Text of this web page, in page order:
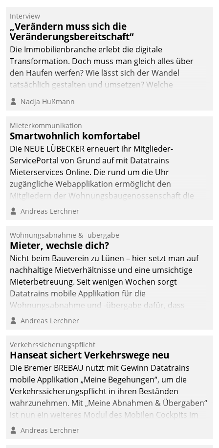
Interview
„Verändern muss sich die
Veränderungsbereitschaft“
Die Immobilienbranche erlebt die digitale
Transformation. Doch muss man gleich alles über
den Haufen werfen? Wie lässt sich der Wandel
tatsächlich gestalten und umsetzen? Welche
Argumente zählen wirklich?
Nadja Hußmann
Mieterkommunikation
Smartwohnlich komfortabel
Die NEUE LÜBECKER erneuert ihr Mitglieder-
ServicePortal von Grund auf mit Datatrains
Mieterservices Online. Die rund um die Uhr
zugängliche Webapplikation ermöglicht den
Mitgliedern der Wohnungs­bau­genossenschaft die
Kontaktaufnahme per Smartphone, Tablet oder PC.
Andreas Lerchner
Wohnungsabnahme & -übergabe
Mieter, wechsle dich?
Nicht beim Bauverein zu Lünen – hier setzt man auf
nachhaltige Mietverhältnisse und eine umsichtige
Mieterbetreuung. Seit wenigen Wochen sorgt
Datatrains mobile Applikation für die
Wohnungsabnahme und -übergabe dafür, dass
Mieter wohlgeordnet kommen und, so es sein muss,
Andreas Lerchner
Verkehrssicherungspflicht
Hanseat sichert Verkehrswege neu
Die Bremer BREBAU nutzt mit Gewinn Datatrains
mobile Applikation „Meine Begehungen“, um die
Verkehrssicherungspflicht in ihren Beständen
wahrzunehmen. Mit „Meine Abnahmen & Übergaben“
ist nun ein weiteres Modul des Mobilen Cockpits im
Einsatz.
Andreas Lerchner